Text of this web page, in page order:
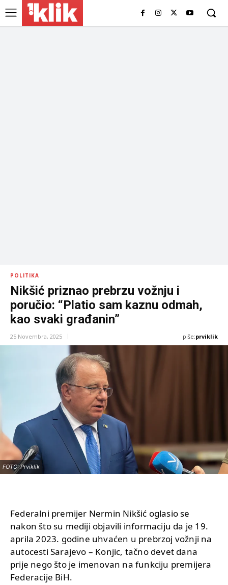
POLITIKA
Nikšić priznao prebrzu vožnju i
poručio: “Platio sam kaznu odmah,
kao svaki građanin”
25 Novembra, 2025 piše:prviklik
FOTO: Prviklik
Federalni premijer Nermin Nikšić oglasio se
nakon što su mediji objavili informaciju da je 19.
aprila 2023. godine uhvaćen u prebrzoj vožnji na
autocesti Sarajevo – Konjic, tačno devet dana
prije nego što je imenovan na funkciju premijera
Federacije BiH.